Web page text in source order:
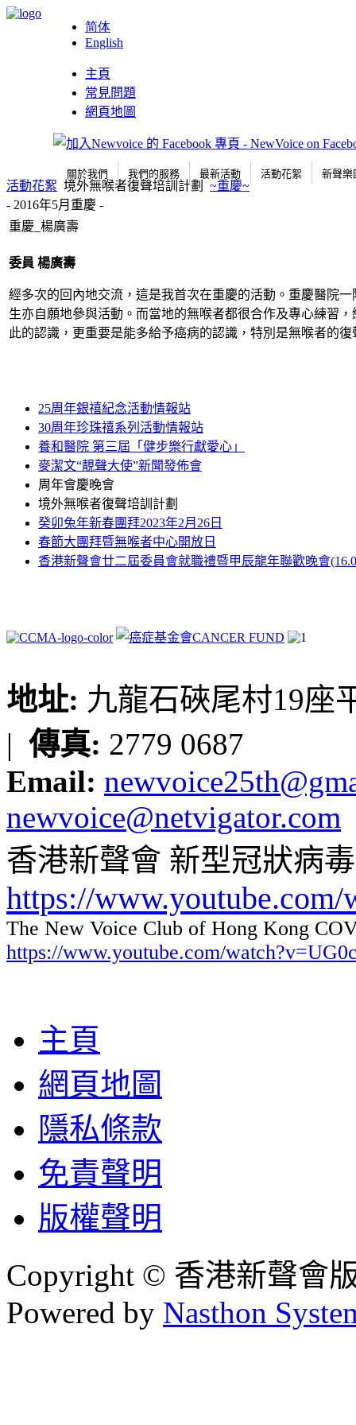
简体
English
主頁
常見問題
網頁地圖
關於我們 我們的服務 最新活動 活動花絮 新聲樂
活動花絮 境外無喉者復聲培訓計劃
~重慶~
- 2016年5月重慶 -
重慶_楊廣壽
委員 楊廣壽
經多次的回內地交流，這是我首次在重慶的活動。重慶醫院
生亦自願地參與活動。而當地的無喉者都很合作及專心練習
此的認識，更重要是能多給予癌病的認識，特別是無喉者的
25周年銀禧紀念活動情報站
30周年珍珠禧系列活動情報站
養和醫院 第三屆「健步樂行獻愛心」
麥潔文“靚聲大使”新聞發佈會
周年會慶晚會
境外無喉者復聲培訓計劃
癸卯兔年新春團拜2023年2月26日
春節大團拜暨無喉者中心開放日
香港新聲會廿二屆委員會就職禮暨甲辰龍年聯歡晚會
地址: 九龍石硤尾村19座
| 傳真: 2779 0687
Email:
newvoice@netvigator.com
香港新聲會 新型冠狀病
https://
The New Voice Club of Hong Kong
https://www.youtube.com/
主頁
網頁地圖
隱私條款
免責聲明
版權聲明
Copyright © 香港新聲會
Powered by Nasthon